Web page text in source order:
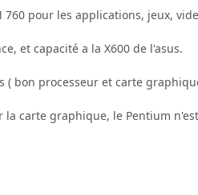
pour les applications, jeux,
et capacité a la X600 de l'asus.
bon processeur et carte
carte graphique, le Pentium